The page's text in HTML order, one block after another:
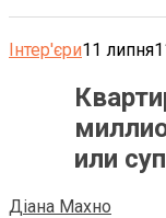
Інтер'єри11 липня
или
Діана Махно